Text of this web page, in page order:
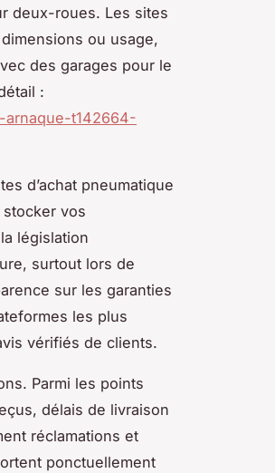
deux-roues. Les sites
ou usage,
des garages pour le
:
t142664-
d’achat pneumatique
stocker vos
législation
surtout lors de
sur les garanties
les plus
vérifiés de clients.
Parmi les points
délais de livraison
réclamations et
ponctuellement